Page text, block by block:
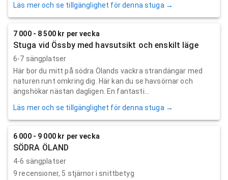
Läs mer och se tillgänglighet för denna stuga →
7 000 - 8 500 kr per vecka
Stuga vid Össby med havsutsikt och enskilt läge
6-7 sängplatser
Här bor du mitt på södra Ölands vackra strandängar med
naturen runt omkring dig. Här kan du se havsörnar och
ängshökar nästan dagligen. En fantasti...
Läs mer och se tillgänglighet för denna stuga →
6 000 - 9 000 kr per vecka
SÖDRA ÖLAND
4-6 sängplatser
9 recensioner, 5 stjärnor i snittbetyg